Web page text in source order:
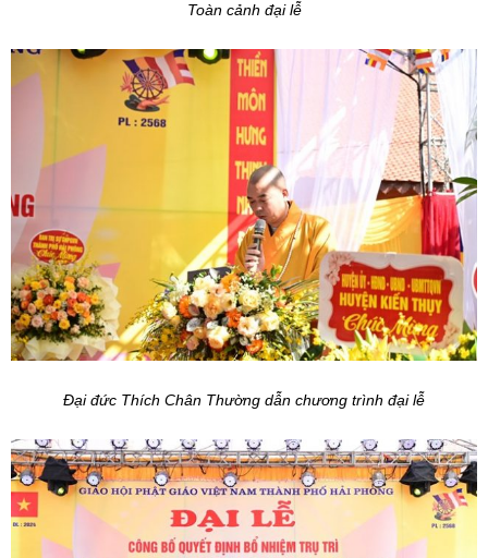
Toàn cảnh đại lễ
Đại đức Thích Chân Thường dẫn chương trình đại lễ